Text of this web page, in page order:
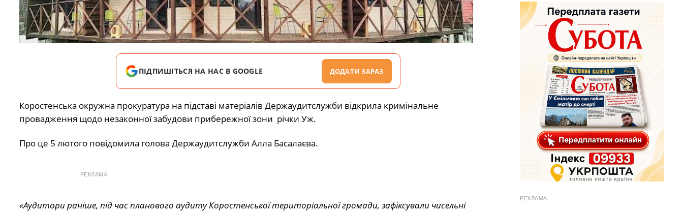
ПІДПИШІТЬСЯ НА НАС В GOOGLE ДОДАТИ ЗАРАЗ
Коростенська окружна прокуратура на підставі матеріалів Держаудитслужби відкрила кримінальне
провадження щодо незаконної забудови прибережної зони річки Уж.
Про це 5 лютого повідомила голова Держаудитслужби Алла Басалаєва.
РЕКЛАМА
«Аудитори раніше, під час планового аудиту Коростенської територіальної громади, зафіксували чисельні
РЕКЛАМА